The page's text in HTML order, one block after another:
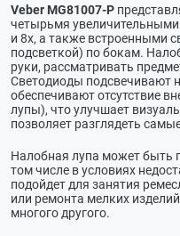
Veber MG81007-P
четырьмя
и 8х, а также встроенными
подсветкой) по бокам.
руки, рассматривать
Светодиоды подсвечивают
обеспечивают отсутствие
лупы), что улучшает
позволяет разглядеть
Налобная лупа может быть
том числе в условиях
подойдет для занятия
или ремонта мелких
многого другого.